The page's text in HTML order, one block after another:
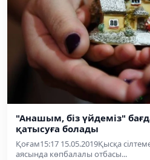
"Анашым, біз үйдеміз"
қатысуға болады
Қоғам15:17 15.05.2019Қысқа
аясында көпбалалы отбасы...